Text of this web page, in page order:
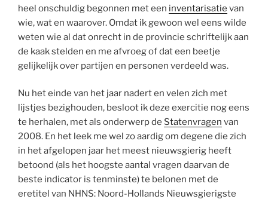
heel onschuldig begonnen met een inventarisatie van
wie, wat en waarover. Omdat ik gewoon wel eens wilde
weten wie al dat onrecht in de provincie schriftelijk aan
de kaak stelden en me afvroeg of dat een beetje
gelijkelijk over partijen en personen verdeeld was.
Nu het einde van het jaar nadert en velen zich met
lijstjes bezighouden, besloot ik deze exercitie nog eens
te herhalen, met als onderwerp de Statenvragen van
2008. En het leek me wel zo aardig om degene die zich
in het afgelopen jaar het meest nieuwsgierig heeft
betoond (als het hoogste aantal vragen daarvan de
beste indicator is tenminste) te belonen met de
eretitel van NHNS: Noord-Hollands Nieuwsgierigste